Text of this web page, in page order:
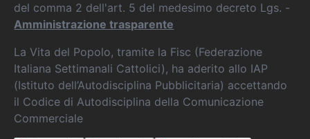
del comma 2 dell'art. 5 del medesimo decreto Lgs. -
Amministrazione trasparente
La Vita del Popolo, tramite la Fisc (Federazione
Italiana Settimanali Cattolici), ha aderito allo IAP
(Istituto dell’Autodisciplina Pubblicitaria) accettando
il Codice di Autodisciplina della Comunicazione
Commerciale